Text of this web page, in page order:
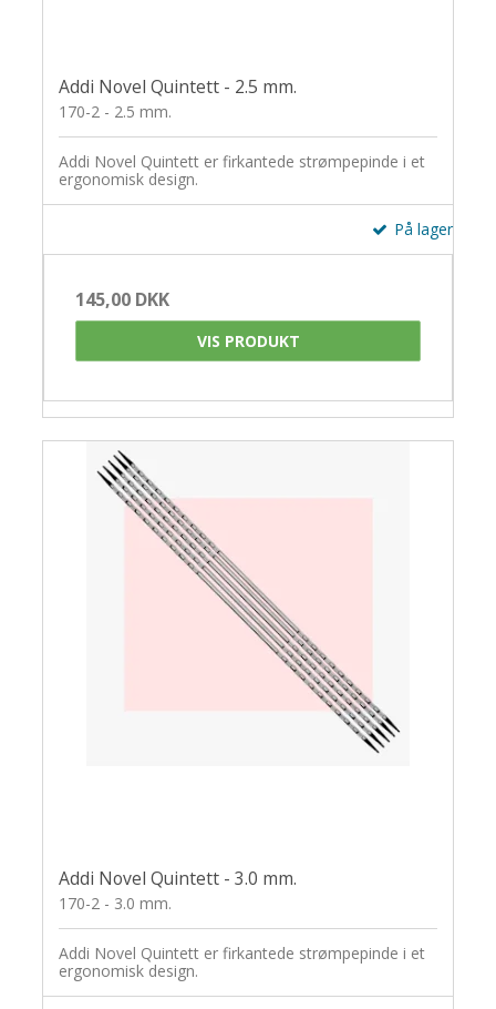
Addi Novel Quintett - 2.5 mm.
170-2 - 2.5 mm.
Addi Novel Quintett er firkantede strømpepinde i et
ergonomisk design.
På lager
145,00 DKK
VIS PRODUKT
Addi Novel Quintett - 3.0 mm.
170-2 - 3.0 mm.
Addi Novel Quintett er firkantede strømpepinde i et
ergonomisk design.